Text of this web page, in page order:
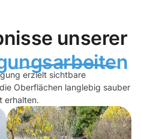
unserer
erzielt sichtbare
Oberflächen langlebig sauber
erhalten.